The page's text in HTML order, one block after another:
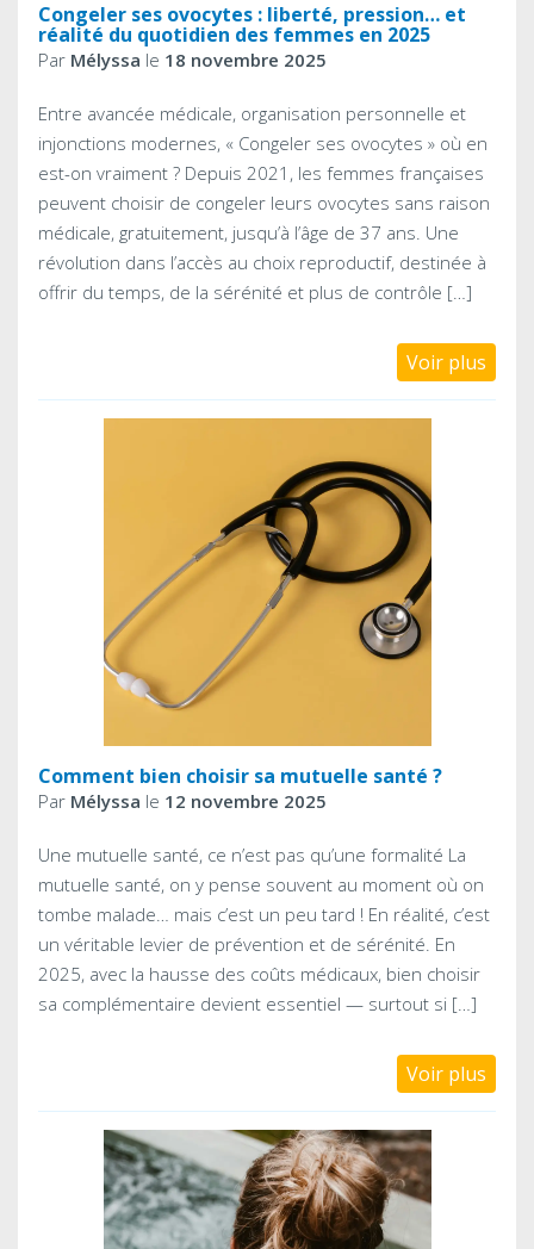
Congeler ses ovocytes : liberté, pression… et
réalité du quotidien des femmes en 2025
Par Mélyssa le 18 novembre 2025
Entre avancée médicale, organisation personnelle et
injonctions modernes, « Congeler ses ovocytes » où en
est-on vraiment ? Depuis 2021, les femmes françaises
peuvent choisir de congeler leurs ovocytes sans raison
médicale, gratuitement, jusqu’à l’âge de 37 ans. Une
révolution dans l’accès au choix reproductif, destinée à
offrir du temps, de la sérénité et plus de contrôle […]
Voir plus
Comment bien choisir sa mutuelle santé ?
Par Mélyssa le 12 novembre 2025
Une mutuelle santé, ce n’est pas qu’une formalité La
mutuelle santé, on y pense souvent au moment où on
tombe malade… mais c’est un peu tard ! En réalité, c’est
un véritable levier de prévention et de sérénité. En
2025, avec la hausse des coûts médicaux, bien choisir
sa complémentaire devient essentiel — surtout si […]
Voir plus